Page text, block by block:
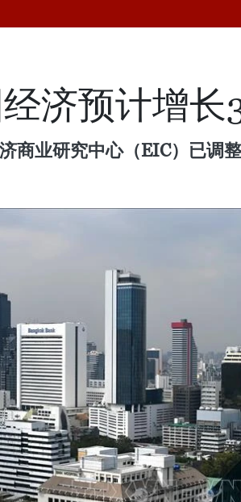
济预计增长
商业研究中心（EIC）已调